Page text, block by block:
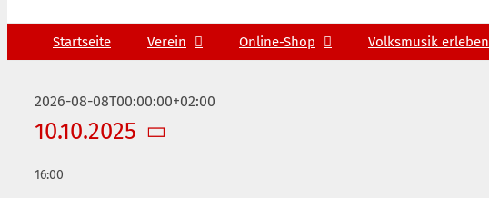
Startseite Verein Online-Shop Volksmusik erleben
2026-08-08T00:00:00+02:00
10.10.2025
wählen.
16:00